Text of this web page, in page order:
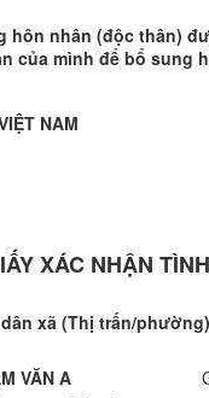
hôn nhân (độc thân)
của mình để bổ sung
NAM
XÁC NHẬN
xã (Thị trấn/
VĂN A